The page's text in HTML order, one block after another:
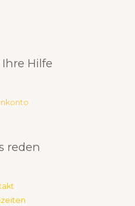
Hilfe
reden